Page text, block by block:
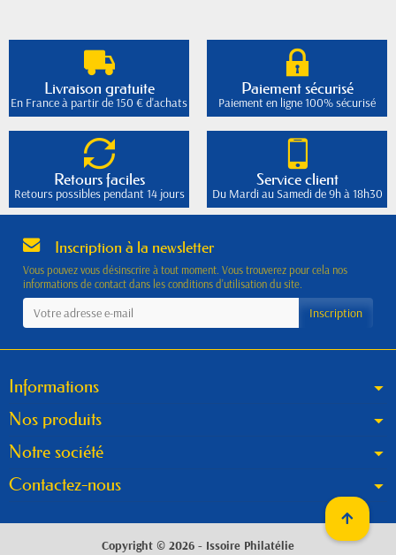
Livraison gratuite
En France à partir de 150 € d'achats
Paiement sécurisé
Paiement en ligne 100% sécurisé
Retours faciles
Retours possibles pendant 14 jours
Service client
Du Mardi au Samedi de 9h à 18h30
Inscription à la newsletter
Vous pouvez vous désinscrire à tout moment. Vous trouverez pour cela nos
informations de contact dans les conditions d'utilisation du site.
Informations
Nos produits
Notre société
Contactez-nous
Copyright © 2026 - Issoire Philatélie